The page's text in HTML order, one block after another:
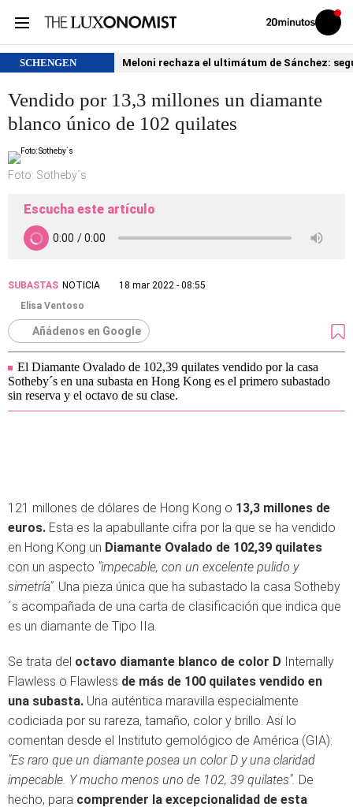
Volver
Iniciar
sesión
SCHENGEN Meloni rechaza el ultimátum de Sánchez:
Vendido por 13,3 millones un diamante
blanco único de 102 quilates
Foto: Sotheby´s
Escucha este artículo
SUBASTAS NOTICIA
18 mar 2022 - 08:55
Elisa Ventoso
Añádenos en Google
El Diamante Ovalado de 102,39 quilates vendido por la casa
Sotheby´s en una subasta en Hong Kong es el primero subastado
sin reserva y el octavo de su clase.
121 millones de dólares de Hong Kong o 13,3 millones de
euros. Esta es la apabullante cifra por la que se ha vendido
en Hong Kong un Diamante Ovalado de 102,39 quilates
con un aspecto "impecable, con un excelente pulido y
simetría". Una pieza única que ha subastado la casa Sotheby
´s acompañada de una carta de clasificación que indica que
es un diamante de Tipo IIa.
Se trata del octavo diamante blanco de color D Internally
Flawless o Flawless de más de 100 quilates vendido en
una subasta. Una auténtica maravilla especialmente
codiciada por su rareza, tamaño, color y brillo. Así lo
comentan desde el Instituto gemológico de América (GIA):
"Es raro que un diamante posea un color D y una claridad
impecable. Y mucho menos uno de 102, 39 quilates". De
hecho, para comprender la excepcionalidad de esta